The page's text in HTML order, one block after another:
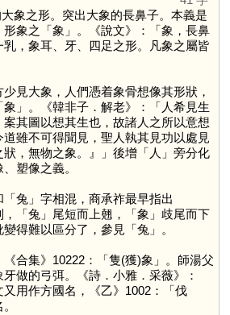
象之形。突出大象的長鼻子。本義是
形象之「象 」。《說文》：「象，長鼻
，象耳、牙、四足之形。凡象之屬皆
大象，人們憑着象骨想像其形狀，
象 」。《韓非子．解老》：「人希見生
其圖以想其生也，故諸人之所以意想
雖不可得聞見，聖人執其見功以處見
，無物之象。』」後增「人 」旁分化
塑像之義。
「兔」字相混，商承祚最早指出
，「兔」尾短而上翹，「象 」歧尾而下
得難以區分了，參見「兔」。
集》10222：「隻(獲)象」。師湯父
做的弓弭。《詩．小雅．采薇》：
又用作方國名，《乙》1002：「伐